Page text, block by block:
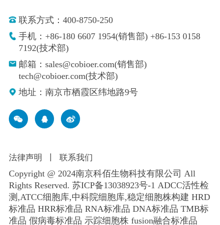
联系方式：400-8750-250
手机：+86-180 6607 1954(销售部) +86-153 0158
7192(技术部)
邮箱：sales@cobioer.com(销售部)
tech@cobioer.com(技术部)
地址：南京市栖霞区纬地路9号
法律声明 联系我们
Copyright @ 2024南京科佰生物科技有限公司 All
Rights Reserved. 苏ICP备13038923号-1 ADCC活性检
测,ATCC细胞库,中科院细胞库,稳定细胞株构建 HRD
标准品 HRR标准品 RNA标准品 DNA标准品 TMB标
准品 假病毒标准品 示踪细胞株 fusion融合标准品